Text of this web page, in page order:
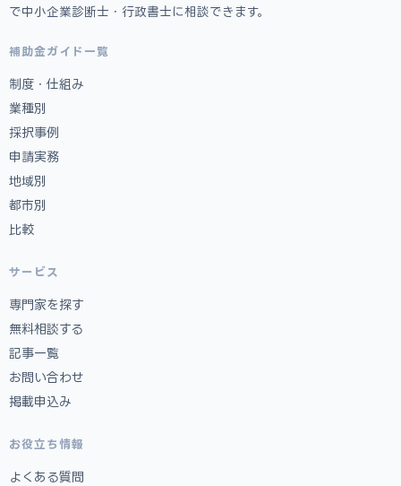
で中小企業診断士・行政書士に相談できます。
補助金ガイド一覧
制度・仕組み
業種別
採択事例
申請実務
地域別
都市別
比較
サービス
専門家を探す
無料相談する
記事一覧
お問い合わせ
掲載申込み
お役立ち情報
よくある質問